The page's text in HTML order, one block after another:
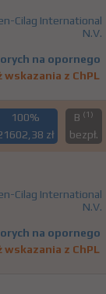
Cilag International
N.V.
na opornego
wskazania z ChPL
100%
zł
B (1)
bezpł.
Cilag International
N.V.
na opornego
wskazania z ChPL